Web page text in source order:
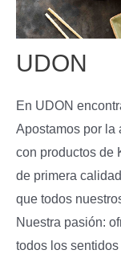
UDON
En UDON
Apostamos por la
con productos de
de primera
que todos
Nuestra pasión:
todos los